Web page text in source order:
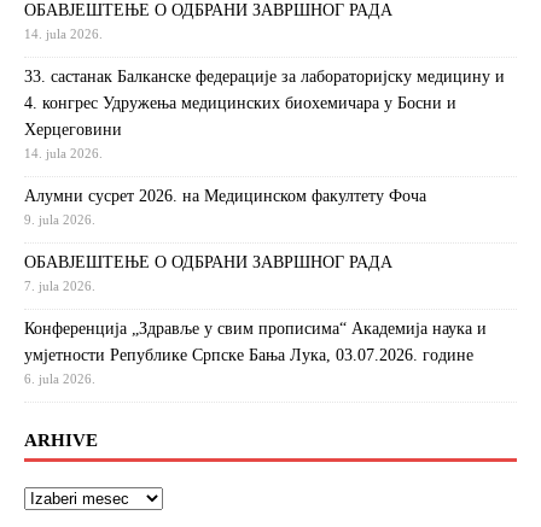
ОБАВЈЕШТЕЊЕ О ОДБРАНИ ЗАВРШНОГ РАДА
14. jula 2026.
33. састанак Балканске федерације за лабораторијску медицину и
4. конгрес Удружења медицинских биохемичара у Босни и
Херцеговини
14. jula 2026.
Алумни сусрет 2026. на Медицинском факултету Фоча
9. jula 2026.
ОБАВЈЕШТЕЊЕ О ОДБРАНИ ЗАВРШНОГ РАДА
7. jula 2026.
Конференција „Здравље у свим прописима“ Академија наука и
умјетности Републике Српске Бања Лука, 03.07.2026. године
6. jula 2026.
ARHIVE